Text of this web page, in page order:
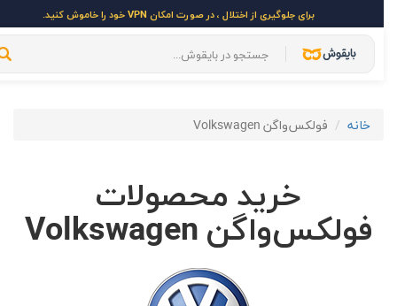
برای جلوگیری از اختلال ، در صورت امکان VPN خود را خاموش کنید.
خانه فولکس‌واگن Volkswagen
خرید محصولات
فولکس‌واگن Volkswagen